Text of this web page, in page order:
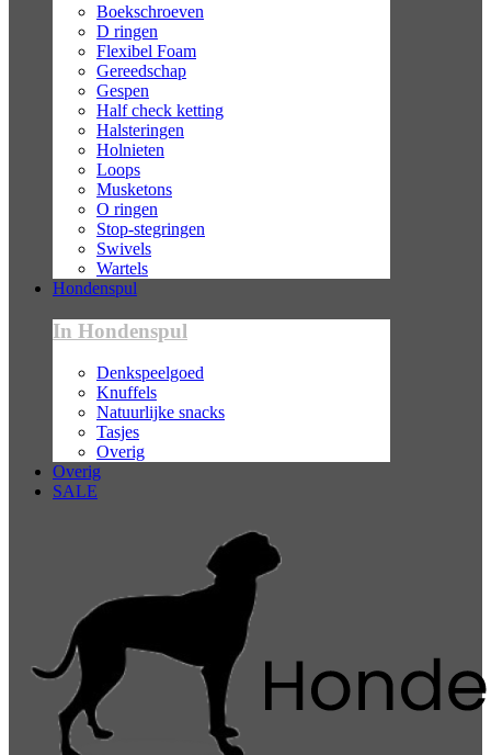
Boekschroeven
D ringen
Flexibel Foam
Gereedschap
Gespen
Half check ketting
Halsteringen
Holnieten
Loops
Musketons
O ringen
Stop-stegringen
Swivels
Wartels
Hondenspul
In Hondenspul
Denkspeelgoed
Knuffels
Natuurlijke snacks
Tasjes
Overig
Overig
SALE